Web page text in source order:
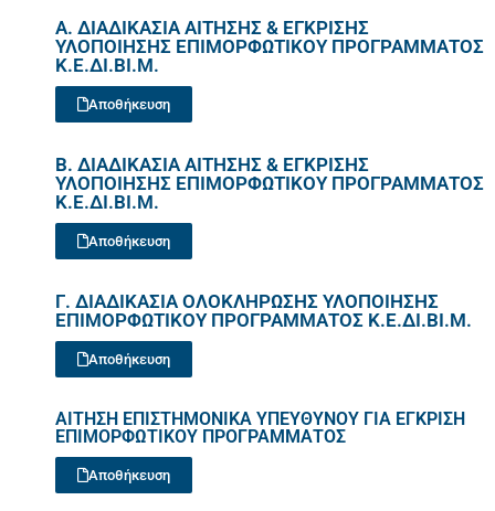
Α. ΔΙΑΔΙΚΑΣΙΑ ΑΙΤΗΣΗΣ & ΕΓΚΡΙΣΗΣ
ΥΛΟΠΟΙΗΣΗΣ ΕΠΙΜΟΡΦΩΤΙΚΟΥ ΠΡΟΓΡΑΜΜΑΤΟΣ
Κ.Ε.ΔΙ.ΒΙ.Μ.
Αποθήκευση
Β. ΔΙΑΔΙΚΑΣΙΑ ΑΙΤΗΣΗΣ & ΕΓΚΡΙΣΗΣ
ΥΛΟΠΟΙΗΣΗΣ ΕΠΙΜΟΡΦΩΤΙΚΟΥ ΠΡΟΓΡΑΜΜΑΤΟΣ
Κ.Ε.ΔΙ.ΒΙ.Μ.
Αποθήκευση
Γ. ΔΙΑΔΙΚΑΣΙΑ ΟΛΟΚΛΗΡΩΣΗΣ ΥΛΟΠΟΙΗΣΗΣ
ΕΠΙΜΟΡΦΩΤΙΚΟΥ ΠΡΟΓΡΑΜΜΑΤΟΣ Κ.Ε.ΔΙ.ΒΙ.Μ.
Αποθήκευση
ΑΙΤΗΣΗ ΕΠΙΣΤΗΜΟΝΙΚΑ ΥΠΕΥΘΥΝΟΥ ΓΙΑ ΕΓΚΡΙΣΗ
ΕΠΙΜΟΡΦΩΤΙΚΟΥ ΠΡΟΓΡΑΜΜΑΤΟΣ
Αποθήκευση